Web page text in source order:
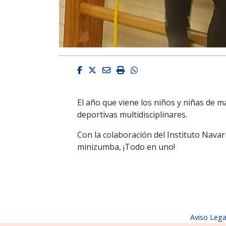
Facebook
Twitter
EmailImprimirWhatsapp
El año que viene los niños y niñas de
deportivas multidisciplinares.
Con la colaboración del Instituto
minizumba, ¡Todo en uno!
Aviso